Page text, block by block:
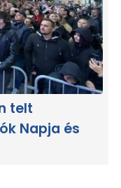
telt
Napja és